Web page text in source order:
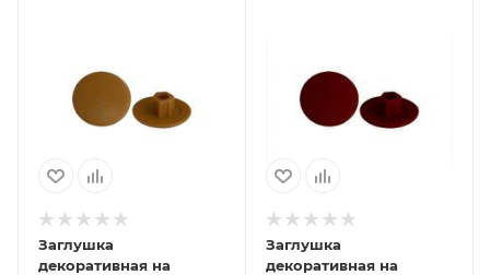
Заглушка
декоративная на
Заглушка
декоративная на